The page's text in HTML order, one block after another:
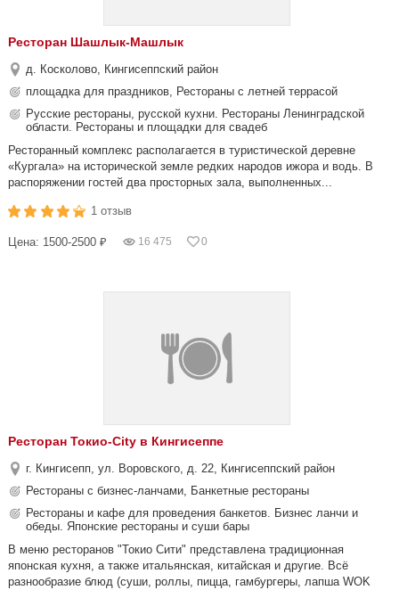
Ресторан Шашлык-Машлык
д. Косколово, Кингисеппский район
площадка для праздников, Рестораны с летней террасой
Русские рестораны, русской кухни. Рестораны Ленинградской
области. Рестораны и площадки для свадеб
Ресторанный комплекс располагается в туристической деревне
«Кургала» на исторической земле редких народов ижора и водь. В
распоряжении гостей два просторных зала, выполненных...
1 отзыв
Цена: 1500-2500 ₽ 16 475 0
Ресторан Токио-City в Кингисеппе
г. Кингисепп, ул. Воровского, д. 22, Кингисеппский район
Рестораны с бизнес-ланчами, Банкетные рестораны
Рестораны и кафе для проведения банкетов. Бизнес ланчи и
обеды. Японские рестораны и суши бары
В меню ресторанов "Токио Сити" представлена традиционная
японская кухня, а также итальянская, китайская и другие. Всё
разнообразие блюд (суши, роллы, пицца, гамбургеры, лапша WOK